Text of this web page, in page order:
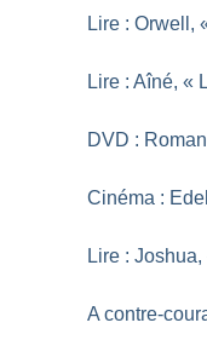
Lire : Orwell,
Lire : Aîné, «
DVD :
Cinéma :
Lire : Joshua,
A contre-